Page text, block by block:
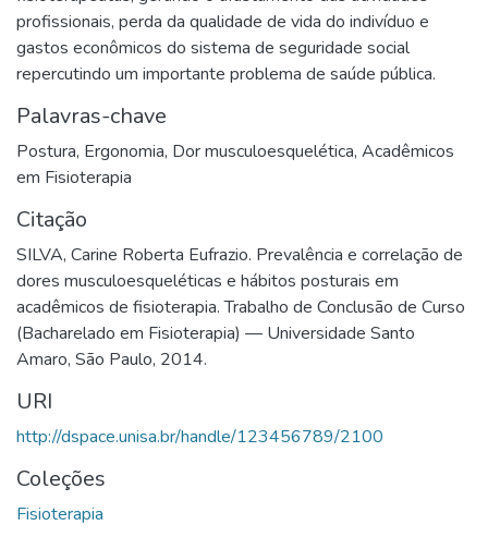
profissionais, perda da qualidade de vida do indivíduo e
gastos econômicos do sistema de seguridade social
repercutindo um importante problema de saúde pública.
Palavras-chave
Postura, Ergonomia, Dor musculoesquelética, Acadêmicos
em Fisioterapia
Citação
SILVA, Carine Roberta Eufrazio. Prevalência e correlação de
dores musculoesqueléticas e hábitos posturais em
acadêmicos de fisioterapia. Trabalho de Conclusão de Curso
(Bacharelado em Fisioterapia) — Universidade Santo
Amaro, São Paulo, 2014.
URI
http://dspace.unisa.br/handle/123456789/2100
Coleções
Fisioterapia